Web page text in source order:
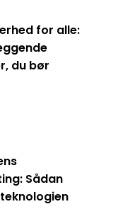
for alle:
du bør
Sådan